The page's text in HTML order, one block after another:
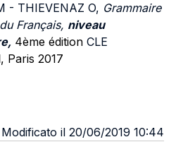
- THIEVENAZ O, Grammaire
Français, niveau
4ème édition CLE
Paris 2017
Modificato il 20/06/2019 10:44